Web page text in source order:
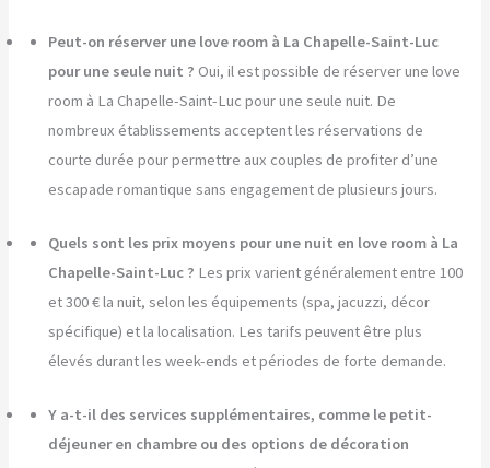
Peut-on réserver une love room à La Chapelle-Saint-Luc
pour une seule nuit ? Oui, il est possible de réserver une love
room à La Chapelle-Saint-Luc pour une seule nuit. De
nombreux établissements acceptent les réservations de
courte durée pour permettre aux couples de profiter d’une
escapade romantique sans engagement de plusieurs jours.
Quels sont les prix moyens pour une nuit en love room à La
Chapelle-Saint-Luc ? Les prix varient généralement entre 100
et 300 € la nuit, selon les équipements (spa, jacuzzi, décor
spécifique) et la localisation. Les tarifs peuvent être plus
élevés durant les week-ends et périodes de forte demande.
Y a-t-il des services supplémentaires, comme le petit-
déjeuner en chambre ou des options de décoration